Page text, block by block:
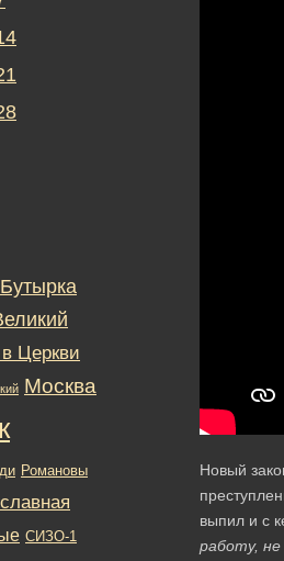
Новый
выпил и с
работу,
Бутырка
Церкви
Москва
Романовы
СИЗО-1